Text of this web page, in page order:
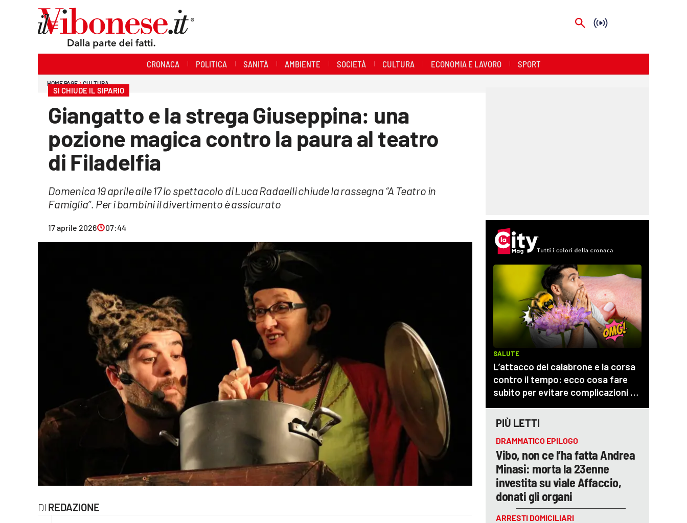
CRONACA POLITICA SANITÀ AMBIENTE SOCIETÀ CULTURA ECONOMIA E LAVORO SPORT
HOME PAGE CULTURA
SI CHIUDE IL SIPARIO
Giangatto e la strega Giuseppina: una
pozione magica contro la paura al teatro
di Filadelfia
Domenica 19 aprile alle 17 lo spettacolo di Luca Radaelli chiude la rassegna “A Teatro in
Famiglia”. Per i bambini il divertimento è assicurato
17 aprile 2026 07:44
REDAZIONE
PIÙ LETTI
DRAMMATICO EPILOGO
Vibo, non ce l’ha fatta Andrea
Minasi: morta la 23enne
investita su viale Affaccio,
donati gli organi
ARRESTI DOMICILIARI